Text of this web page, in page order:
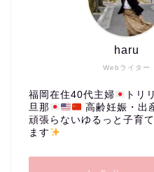
Webライター
haru
福岡在住40代主婦
トリ
旦那
高齢妊娠・出
頑張らないゆるっと子育
ます